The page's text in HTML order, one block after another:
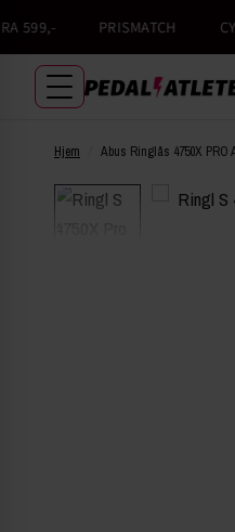
PRISMATCH
Hjem Abus Ringlås 4750X PRO